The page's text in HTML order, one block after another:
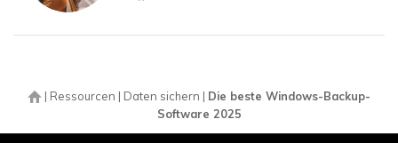
| Ressourcen | Daten sichern | Die beste Windows-Backup-
Software 2025